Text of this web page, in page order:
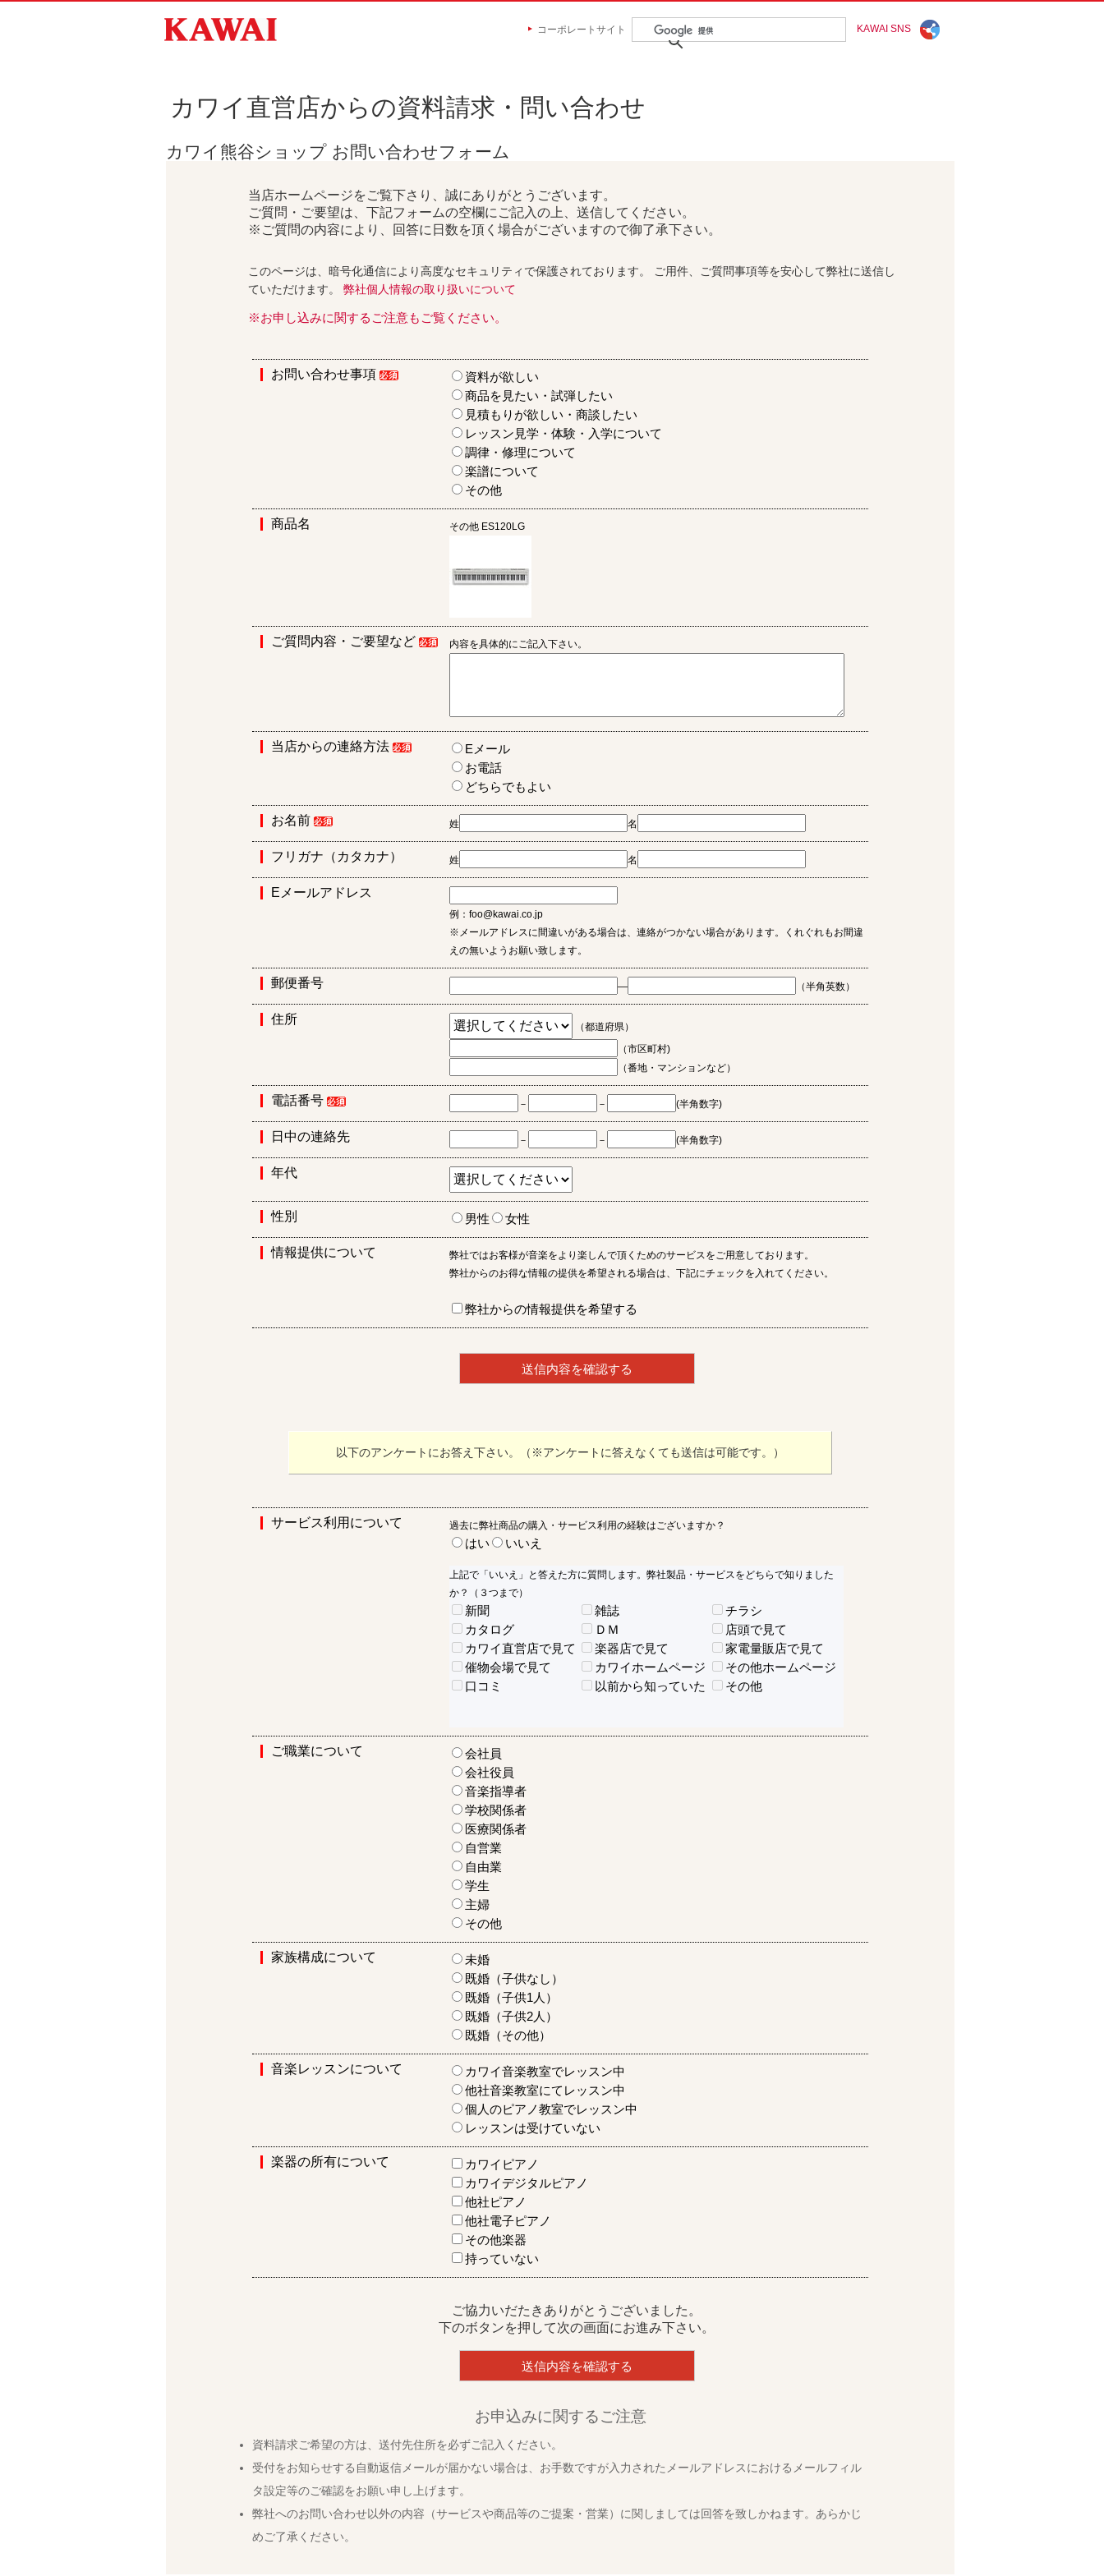
コーポレートサイト KAWAI SNS
カワイ直営店からの資料請求・問い合わせ
カワイ熊谷ショップ お問い合わせフォーム
当店ホームページをご覧下さり、誠にありがとうございます。
ご質問・ご要望は、下記フォームの空欄にご記入の上、送信してください。
※ご質問の内容により、回答に日数を頂く場合がございますので御了承下さい。
このページは、暗号化通信により高度なセキュリティで保護されております。 ご用件、ご質問事項等を安心して弊社に送信し
ていただけます。 弊社個人情報の取り扱いについて
※お申し込みに関するご注意もご覧ください。
お問い合わせ事項
資料が欲しい
商品を見たい・試弾したい
見積もりが欲しい・商談したい
レッスン見学・体験・入学について
調律・修理について
楽譜について
その他
商品名 その他 ES120LG
ご質問内容・ご要望など 内容を具体的にご記入下さい。
当店からの連絡方法
Eメール
お電話
どちらでもよい
お名前 姓 名
フリガナ（カタカナ） 姓 名
Eメールアドレス
例：foo@kawai.co.jp
※メールアドレスに間違いがある場合は、連絡がつかない場合があります。くれぐれもお間違
えの無いようお願い致します。
郵便番号 ― （半角英数）
住所
（都道府県）
（市区町村)
（番地・マンションなど）
電話番号 － － (半角数字)
日中の連絡先 － － (半角数字)
年代
性別 男性 女性
情報提供について
弊社ではお客様が音楽をより楽しんで頂くためのサービスをご用意しております。
弊社からのお得な情報の提供を希望される場合は、下記にチェックを入れてください。
弊社からの情報提供を希望する
以下のアンケートにお答え下さい。（※アンケートに答えなくても送信は可能です。）
サービス利用について 過去に弊社商品の購入・サービス利用の経験はございますか？
はい いいえ
上記で「いいえ」と答えた方に質問します。弊社製品・サービスをどちらで知りました
か？（３つまで）
新聞 雑誌
チラシ
カタログ
ＤＭ
店頭で見て
カワイ直営店で見て
楽器店で見て
家電量販店で見て
催物会場で見て
カワイホームページ
その他ホームページ
口コミ
以前から知っていた その他
ご職業について
会社員
会社役員
音楽指導者
学校関係者
医療関係者
自営業
自由業
学生
主婦
その他
家族構成について
未婚
既婚（子供なし）
既婚（子供1人）
既婚（子供2人）
既婚（その他）
音楽レッスンについて
カワイ音楽教室でレッスン中
他社音楽教室にてレッスン中
個人のピアノ教室でレッスン中
レッスンは受けていない
楽器の所有について
カワイピアノ
カワイデジタルピアノ
他社ピアノ
他社電子ピアノ
その他楽器
持っていない
ご協力いだたきありがとうございました。
下のボタンを押して次の画面にお進み下さい。
お申込みに関するご注意
資料請求ご希望の方は、送付先住所を必ずご記入ください。
受付をお知らせする自動返信メールが届かない場合は、お手数ですが入力されたメールアドレスにおけるメールフィル
タ設定等のご確認をお願い申し上げます。
弊社へのお問い合わせ以外の内容（サービスや商品等のご提案・営業）に関しましては回答を致しかねます。あらかじ
めご了承ください。